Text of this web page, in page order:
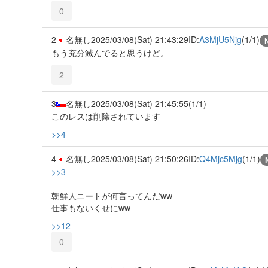
0
2 名無し2025/03/08(Sat) 21:43:29ID:A3MjU5Njg(1/1)
もう充分滅んでると思うけど。
2
3 名無し2025/03/08(Sat) 21:45:55(1/1)
このレスは削除されています
>>4
4 名無し2025/03/08(Sat) 21:50:26ID:Q4Mjc5Mjg(1/1)
>>3
朝鮮人ニートが何言ってんだww
仕事もないくせにww
>>12
0